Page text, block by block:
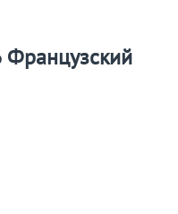
Французский